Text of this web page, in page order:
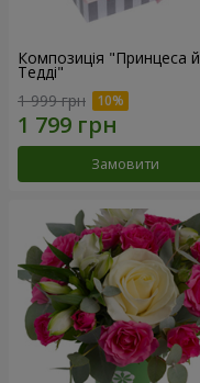
Композиція "Принцеса й
Тедді"
1 999 грн
Замовити